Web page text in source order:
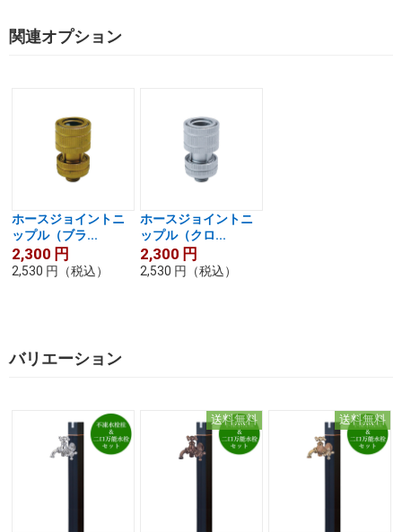
関連オプション
ホースジョイントニ
ップル（ブラ...
2,300 円
2,530 円 （税込）
ホースジョイントニ
ップル（クロ...
2,300 円
2,530 円 （税込）
バリエーション
送料無料 送料無料